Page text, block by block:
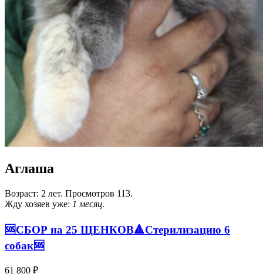
Аглаша
Возраст: 2 лет. Просмотров 113.
Жду хозяев уже: 1 месяц.
🆘️СБОР на 25 ЩЕНКОВ🔺️Стерилизацию 6
собак🆘️
61 800 ₽